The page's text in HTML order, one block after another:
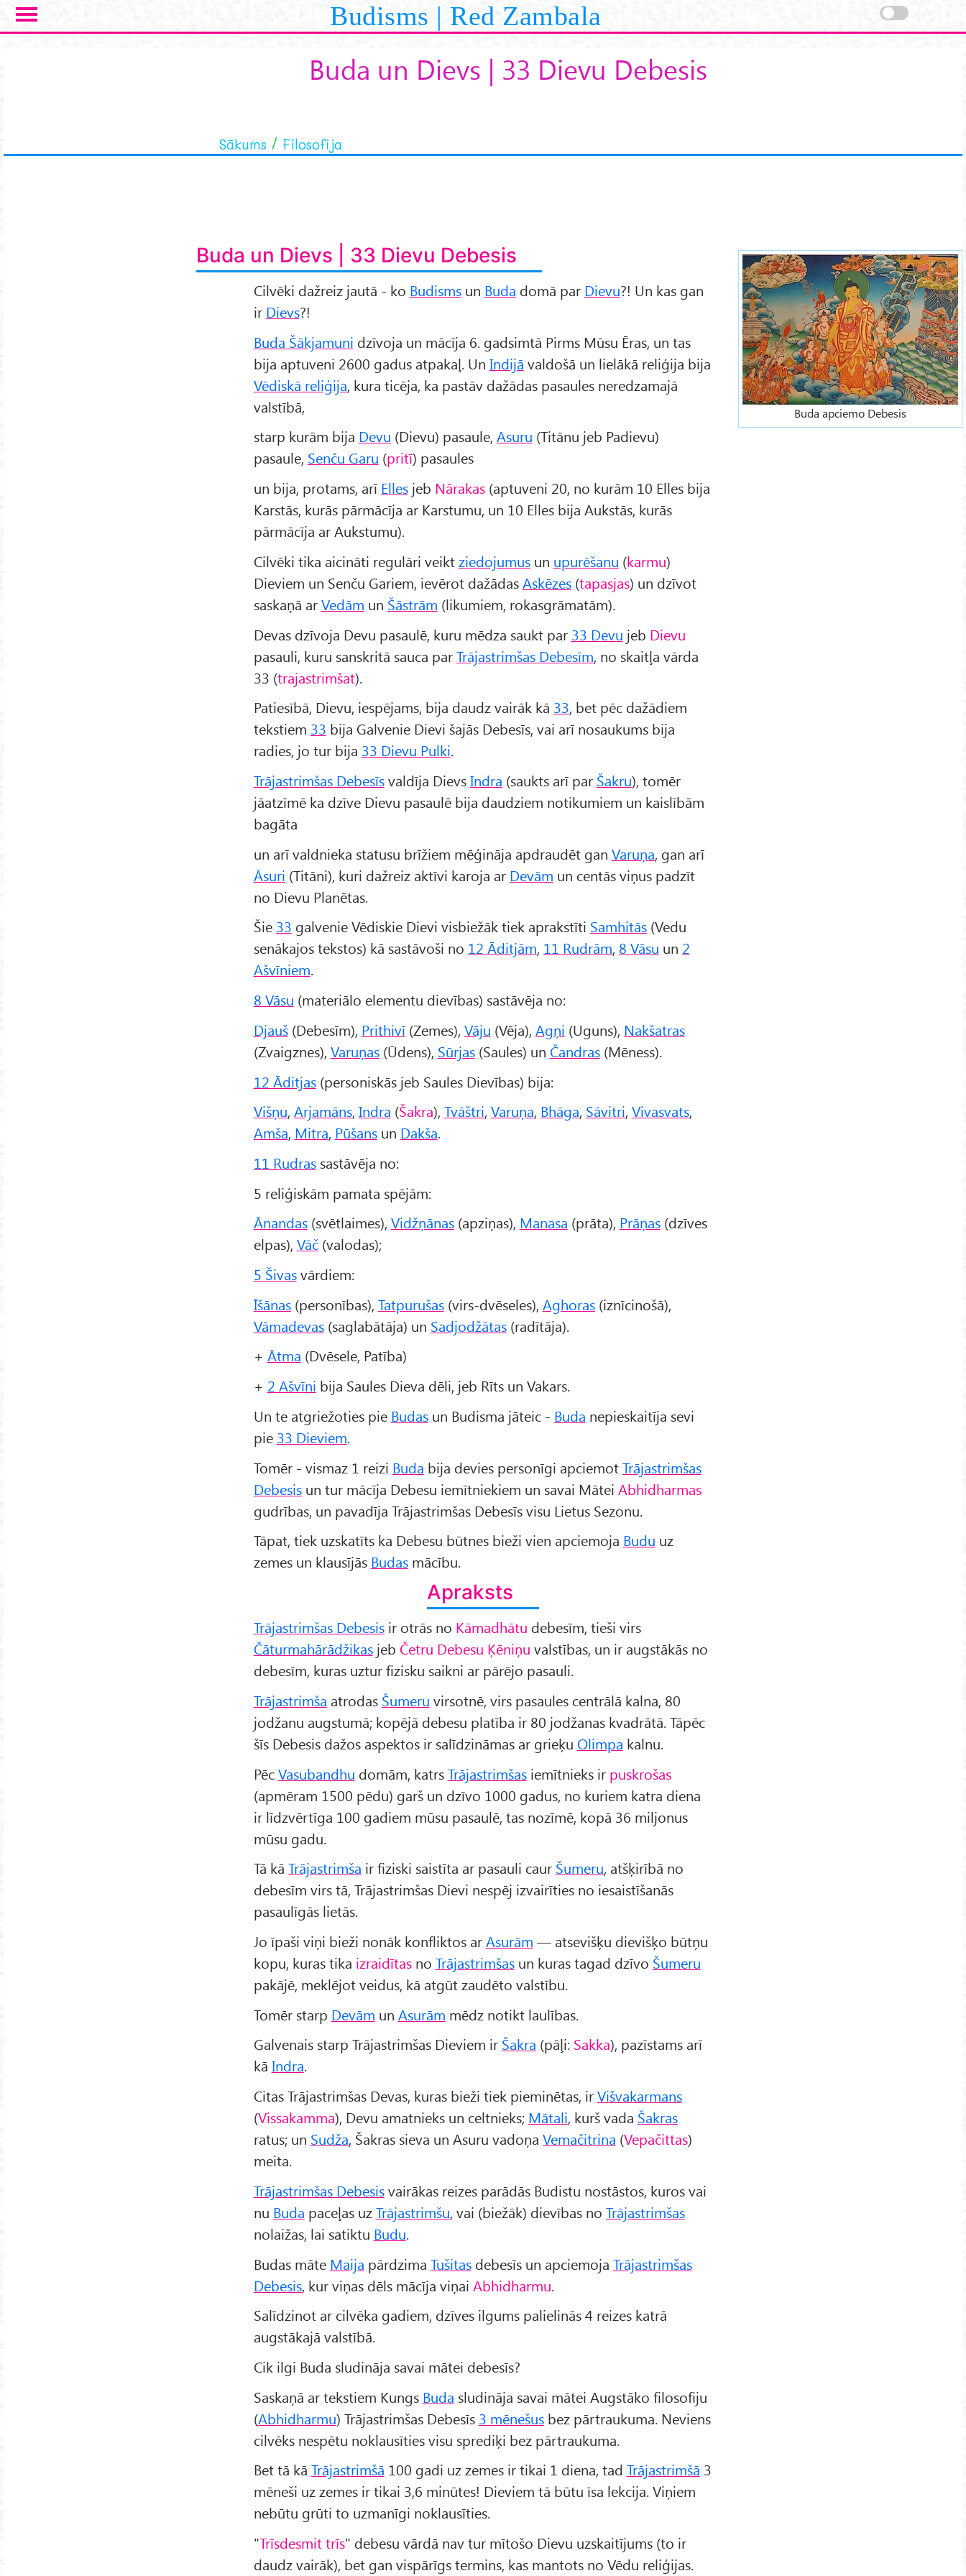
Skip to main content Budisms | Red Zambala
Buda un Dievs | 33 Dievu Debesis
Sākums Filosofija
buddha-heaven-
descending-1xx.jpg
Buda apciemo Debesis
Buda un Dievs | 33 Dievu Debesis
Cilvēki dažreiz jautā - ko Budismsun Buda domā par Dievu?! Un kas gan
ir Dievs?!
Buda Šākjamuni dzīvoja un mācīja 6. gadsimtā Pirms Mūsu Ēras, un tas
bija aptuveni 2600 gadus atpakaļ. Un Indijā valdošā un lielākā reliģija bija
Vēdiskā reliģija, kura ticēja, ka pastāv dažādas pasaules neredzamajā
valstībā,
starp kurām bija Devu (Dievu) pasaule, Asuru (Titānu jeb Padievu)
pasaule, Senču Garu (pritī) pasaules
un bija, protams, arī Ellesjeb Nārakas(aptuveni 20, no kurām 10 Elles bija
Karstās, kurās pārmācīja ar Karstumu, un 10 Elles bija Aukstās, kurās
pārmācīja ar Aukstumu).
Cilvēki tika aicināti regulāri veiktziedojumusun upurēšanu (karmu)
Dieviem un Senču Gariem, ievērot dažādasAskēzes(tapasjas) un dzīvot
saskaņā arVedām un Šāstrām (likumiem, rokasgrāmatām).
Devas dzīvoja Devu pasaulē, kuru mēdza saukt par 33 Devu jeb Dievu
pasauli, kuru sanskritā sauca parTrājastrimšas Debesīm, no skaitļa vārda
33 (trajastrimšat).
Patiesībā, Dievu, iespējams, bija daudz vairāk kā 33, bet pēc dažādiem
tekstiem 33 bija Galvenie Dievi šajās Debesīs, vai arī nosaukums bija
radies, jo tur bija 33 Dievu Pulki.
Trājastrimšas Debesīsvaldīja DievsIndra (saukts arī par Šakru), tomēr
jāatzīmē ka dzīve Dievu pasaulē bija daudziem notikumiem un kaislībām
bagāta
un arī valdnieka statusu brīžiem mēģināja apdraudēt gan Varuņa, gan arī
Āsuri (Titāni), kuri dažreiz aktīvi karoja ar Devām un centās viņus padzīt
no Dievu Planētas.
Šie 33 galvenie Vēdiskie Dievi visbiežāk tiek aprakstīti Samhitās(Vedu
senākajos tekstos) kā sastāvoši no 12 Āditjām, 11 Rudrām, 8 Vāsu un 2
Ašvīniem.
8 Vāsu (materiālo elementu dievības) sastāvēja no:
Djauš(Debesīm), Prithivī(Zemes), Vāju (Vēja), Agņi (Uguns), Nakšatras
(Zvaigznes), Varuņas(Ūdens), Sūrjas(Saules) un Čandras(Mēness).
12 Āditjas(personiskās jeb Saules Dievības) bija:
Višņu, Arjamāns, Indra (Šakra), Tvāštri, Varuņa, Bhāga, Sāvitri, Vivasvats,
Amša, Mitra, Pūšansun Dakša.
11 Rudrassastāvēja no:
5 reliģiskām pamata spējām:
Ānandas(svētlaimes), Vidžņānas(apziņas), Manasa (prāta), Prāņas(dzīves
elpas), Vāč(valodas);
5 Šivasvārdiem:
Īšānas(personības), Tatpurušas(virs-dvēseles), Aghoras(iznīcinošā),
Vāmadevas(saglabātāja) un Sadjodžātas(radītāja).
+ Ātma (Dvēsele, Patība)
+ 2 Ašvīni bija Saules Dieva dēli, jeb Rīts un Vakars.
Un te atgriežoties pie Budasun Budisma jāteic - Buda nepieskaitīja sevi
pie 33 Dieviem.
Tomēr - vismaz 1 reizi Buda bija devies personīgi apciemotTrājastrimšas
Debesisun tur mācīja Debesu iemītniekiem un savai Mātei Abhidharmas
gudrības, un pavadīja Trājastrimšas Debesīs visu Lietus Sezonu.
Tāpat, tiek uzskatīts ka Debesu būtnes bieži vien apciemoja Budu uz
zemes un klausījās Budasmācību.
Apraksts
Trājastrimšas Debesisir otrās no Kāmadhātu debesīm, tieši virs
Čāturmahārādžikasjeb Četru Debesu Ķēniņu valstības, un ir augstākās no
debesīm, kuras uztur fizisku saikni ar pārējo pasauli.
Trājastrimša atrodas Šumeru virsotnē, virs pasaules centrālā kalna, 80
jodžanu augstumā; kopējā debesu platība ir 80 jodžanas kvadrātā. Tāpēc
šīs Debesis dažos aspektos ir salīdzināmas ar grieķu Olimpa kalnu.
PēcVasubandhu domām, katrsTrājastrimšasiemītnieks ir puskrošas
(apmēram 1500 pēdu) garš un dzīvo 1000 gadus, no kuriem katra diena
ir līdzvērtīga 100 gadiem mūsu pasaulē, tas nozīmē, kopā 36 miljonus
mūsu gadu.
Tā kā Trājastrimša ir fiziski saistīta ar pasauli caur Šumeru, atšķirībā no
debesīm virs tā, Trājastrimšas Dievi nespēj izvairīties no iesaistīšanās
pasaulīgās lietās.
Jo īpaši viņi bieži nonāk konfliktos arAsurām — atsevišķu dievišķo būtņu
kopu, kuras tika izraidītasno Trājastrimšasun kuras tagad dzīvo Šumeru
pakājē, meklējot veidus, kā atgūt zaudēto valstību.
Tomēr starp Devām un Asurām mēdz notikt laulības.
Galvenais starp Trājastrimšas Dieviem ir Šakra (pāļi: Sakka), pazīstams arī
kā Indra.
Citas Trājastrimšas Devas, kuras bieži tiek pieminētas, irVišvakarmans
(Vissakamma), Devu amatnieks un celtnieks; Mātali, kurš vada Šakras
ratus; un Sudža, Šakras sieva un Asuru vadoņa Vemačitrina (Vepačittas)
meita.
Trājastrimšas Debesisvairākas reizes parādās Budistu nostāstos, kuros vai
nu Buda paceļas uzTrājastrimšu, vai (biežāk) dievības no Trājastrimšas
nolaižas, lai satiktu Budu.
Budas māte Maija pārdzima Tušitasdebesīs un apciemoja Trājastrimšas
Debesis, kur viņas dēls mācīja viņai Abhidharmu.
Salīdzinot ar cilvēka gadiem, dzīves ilgums palielinās 4 reizes katrā
augstākajā valstībā.
Cik ilgi Buda sludināja savai mātei debesīs?
Saskaņā ar tekstiem Kungs Buda sludināja savai mātei Augstāko filosofiju
(Abhidharmu) Trājastrimšas Debesīs 3 mēnešusbez pārtraukuma. Neviens
cilvēks nespētu noklausīties visu sprediķi bez pārtraukuma.
Bet tā kā Trājastrimšā 100 gadi uz zemes ir tikai 1 diena, tad Trājastrimšā 3
mēneši uz zemes ir tikai 3,6 minūtes! Dieviem tā būtu īsa lekcija. Viņiem
nebūtu grūti to uzmanīgi noklausīties.
"Trīsdesmit trīs" debesu vārdā nav tur mītošo Dievu uzskaitījums (to ir
daudz vairāk), bet gan vispārīgs termins, kas mantots no Vēdu reliģijas.